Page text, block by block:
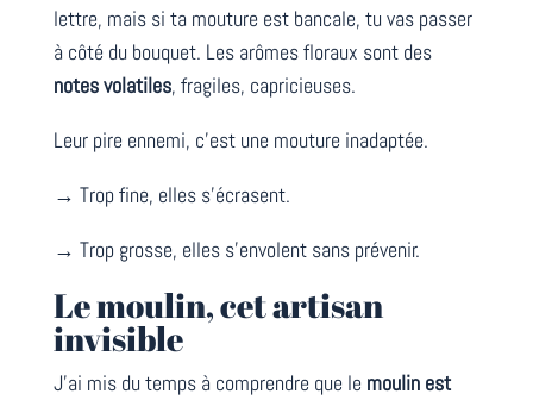
lettre, mais si ta mouture est bancale, tu vas passer
à côté du bouquet. Les arômes floraux sont des
notes volatiles, fragiles, capricieuses.
Leur pire ennemi, c’est une mouture inadaptée.
→ Trop fine, elles s’écrasent.
→ Trop grosse, elles s’envolent sans prévenir.
Le moulin, cet artisan
invisible
J’ai mis du temps à comprendre que le moulin est